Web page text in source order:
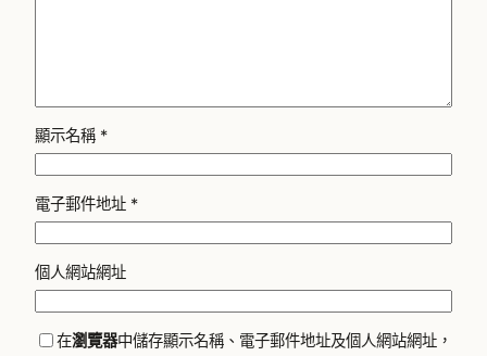
顯示名稱 *
電子郵件地址 *
個人網站網址
在瀏覽器中儲存顯示名稱、電子郵件地址及個人網站網址，